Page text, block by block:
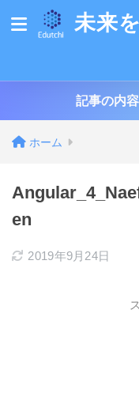
未来
記事の内
ホーム
en
2019年9月24日